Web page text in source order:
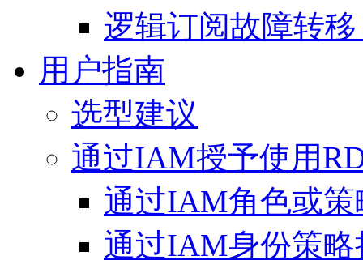
逻辑订阅故障转
用户指南
选型建议
通过IAM授予使用
通过IAM角色或策
通过IAM身份策略